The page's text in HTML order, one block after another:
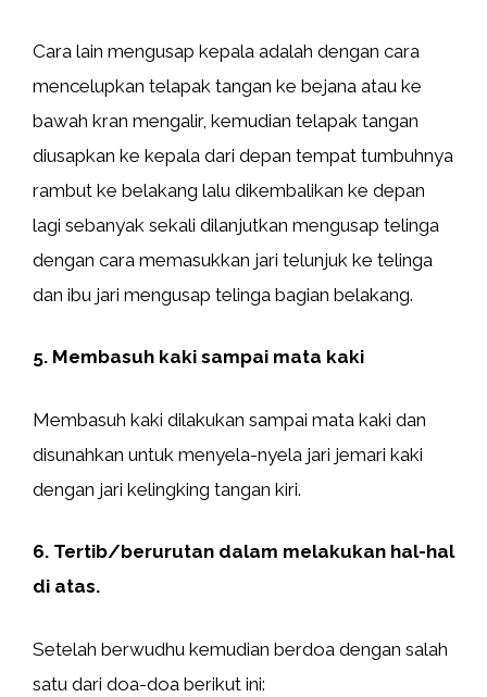
Cara lain mengusap kepala adalah dengan cara
mencelupkan telapak tangan ke bejana atau ke
bawah kran mengalir, kemudian telapak tangan
diusapkan ke kepala dari depan tempat tumbuhnya
rambut ke belakang lalu dikembalikan ke depan
lagi sebanyak sekali dilanjutkan mengusap telinga
dengan cara memasukkan jari telunjuk ke telinga
dan ibu jari mengusap telinga bagian belakang.
5. Membasuh kaki sampai mata kaki
Membasuh kaki dilakukan sampai mata kaki dan
disunahkan untuk menyela-nyela jari jemari kaki
dengan jari kelingking tangan kiri.
6. Tertib/berurutan dalam melakukan hal-hal
di atas.
Setelah berwudhu kemudian berdoa dengan salah
satu dari doa-doa berikut ini: